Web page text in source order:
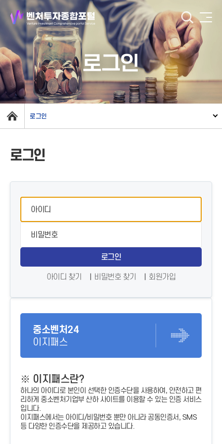
로그인
로그인
로그인
로그인
아이디 찾기 비밀번호 찾기 회원가입
중소벤처24
이지패스
※ 이지패스란?
하나의 아이디로 본인이 선택한 인증수단을 사용하여, 안전하고 편
리하게 중소벤처기업부 산하 사이트를 이용할 수 있는 인증 서비스
입니다.
이지패스에서는 아이디/비밀번호 뿐만 아니라 공동인증서, SMS
등 다양한 인증수단을 제공하고 있습니다.